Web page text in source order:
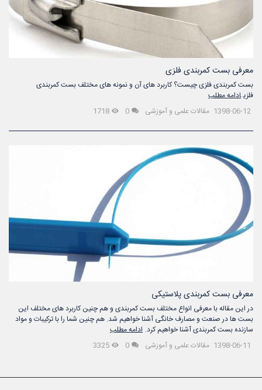
معرفی بست کمربندی فلزی
بست کمربندی فلزی چیست؟ کاربرد های آن و نمونه های مختلف بست کمربندی
فلزی ادامه مطلب
1398-06-12 مقالات علمی و آموزشی 0
1718
معرفی بست کمربندی پلاستیکی
در این مقاله با معرفی انواع مختلف بست کمربندی و هم چنین کاربرد های مختلف این
بست ها در صنعت و مصارف خانگی آشنا خواهیم شد. هم چنین شما را با ترکیبات و مواد
سازنده بست کمربندی آشنا خواهیم کرد. ادامه مطلب
1398-06-11 مقالات علمی و آموزشی 0
3325